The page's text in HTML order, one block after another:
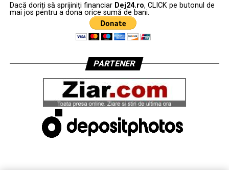
Dacă doriți să sprijiniți financiar Dej24.ro, CLICK pe butonul de
mai jos pentru a dona orice sumă de bani.
PARTENER